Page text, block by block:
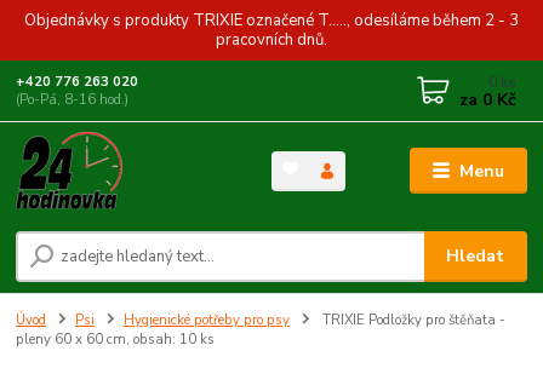
Objednávky s produkty TRIXIE označené T....., odesíláme během 2 - 3
pracovních dnů.
Menu
Hledat
+420 776 263 020
(Po-Pá, 8-16 hod.)
0 ks
za 0 Kč
Úvod Psi Hygienické potřeby pro psy
TRIXIE Podložky pro štěňata -
pleny 60 x 60 cm, obsah: 10 ks